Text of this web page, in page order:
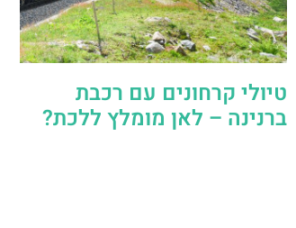
טיולי קרחונים עם רכבת
ברנינה – לאן מומלץ ללכת?